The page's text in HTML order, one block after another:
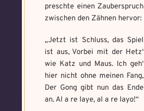
preschte einen Zauberspruch
zwischen den Zähnen hervor:
„Jetzt ist Schluss, das Spiel
ist aus, Vorbei mit der Hetz‘
wie Katz und Maus. Ich geh‘
hier nicht ohne meinen Fang,
Der Gong gibt nun das Ende
an. Al a re laye, al a re layo!“